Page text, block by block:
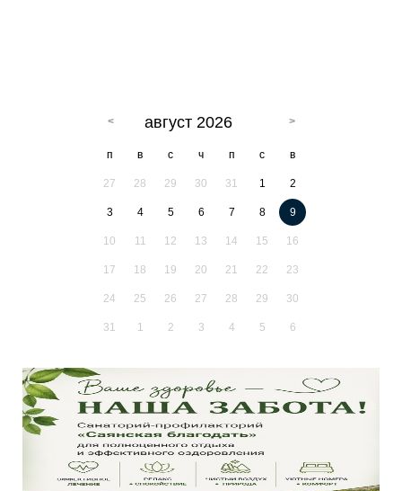
август 2026
п в с ч п с в
27 28 29 30 31 1 2
3 4 5 6 7 8 9
10 11 12 13 14 15 16
17 18 19 20 21 22 23
24 25 26 27 28 29 30
31 1 2 3 4 5 6